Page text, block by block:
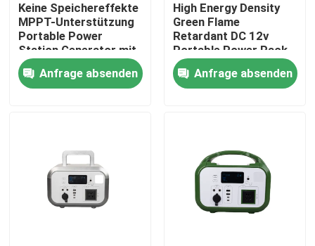
Haus
Über uns
Keine Speichereffekte
MPPT-Unterstützung
Portable Power
Station Generator mit
Übertemperatur-
Schutz für
Katastrophenhilfe
Anfrage absenden
High Energy Density
Green Flame
Retardant DC 12v
Portable Power Pack
mit Bluetooth für
DrohnenAnfrage absenden